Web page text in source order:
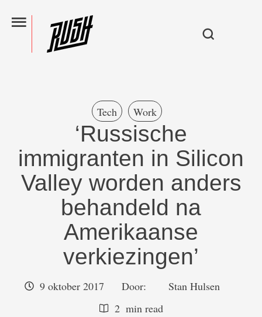
Tech Work
‘Russische
immigranten in Silicon
Valley worden anders
behandeld na
Amerikaanse
verkiezingen’
9 oktober 2017 Door:
Stan Hulsen
2 min read